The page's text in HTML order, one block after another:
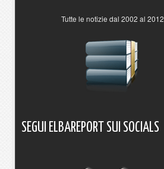
Tutte le notizie dal 2002 al 2012
SEGUI ELBAREPORT SUI SOCIALS